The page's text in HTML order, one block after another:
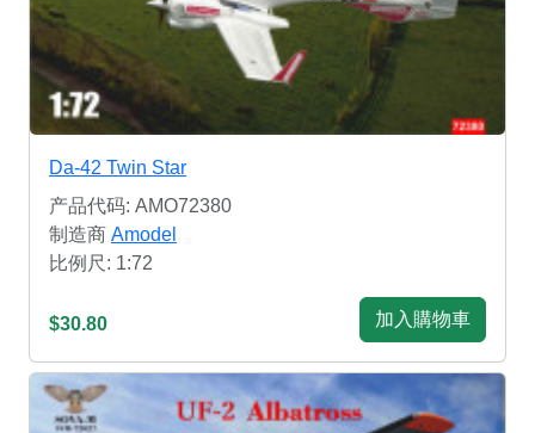
Da-42 Twin Star
产品代码: AMO72380
制造商 Amodel
比例尺: 1:72
$30.80 加入購物車